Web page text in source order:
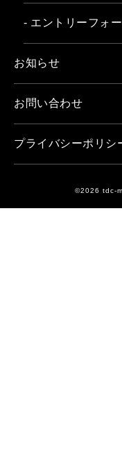
- エントリーフォ
お知らせ
お問い合わせ
プライバシーポリシ
©2026 tdc-